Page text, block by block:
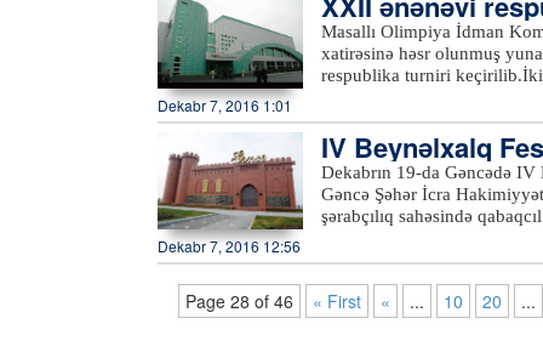
Masallı Olimpiya İdman
xatirəsinə həsr olunmuş
respublika turniri keçirilib.İki
250 idmançısı qələbə
Dekabr 7, 2016 1:01
IV Beynəlxalq
Dekabrın 19-da Gəncədə
Gəncə Şəhər İcra
şərabçılıq sahəsində
təmsil
dequstasiyadan keçiriləcək
Dekabr 7, 2016 12:56
Page 28 of 46 « First « ... 10 20 ...